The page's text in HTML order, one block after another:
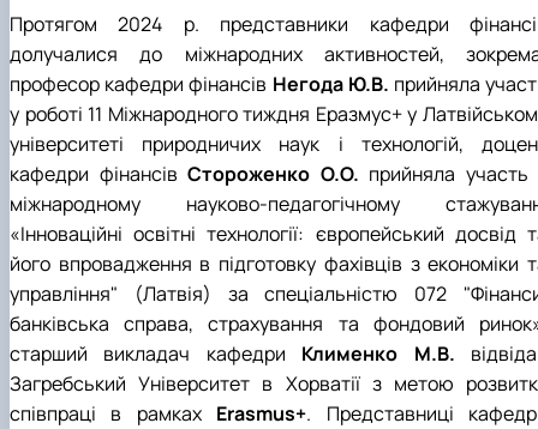
Протягом 2024 р. представники кафедри
долучалися до міжнародних активностей,
професор кафедри фінансів Негода Ю.В. прийняла
у роботі 11 Міжнародного тиждня Еразмус+ у
університеті природничих наук і технологій,
кафедри фінансів Стороженко О.О. прийняла участь
міжнародному науково-педагогічному
«Інноваційні освітні технології: європейський досвід
його впровадження в підготовку фахівців з економіки
управління" (Латвія) за спеціальністю 072
банківська справа, страхування та фондовий
старший викладач кафедри Клименко М.В.
Загребський Університет в Хорватії з метою
співпраці в рамках Erasmus+. Представниці